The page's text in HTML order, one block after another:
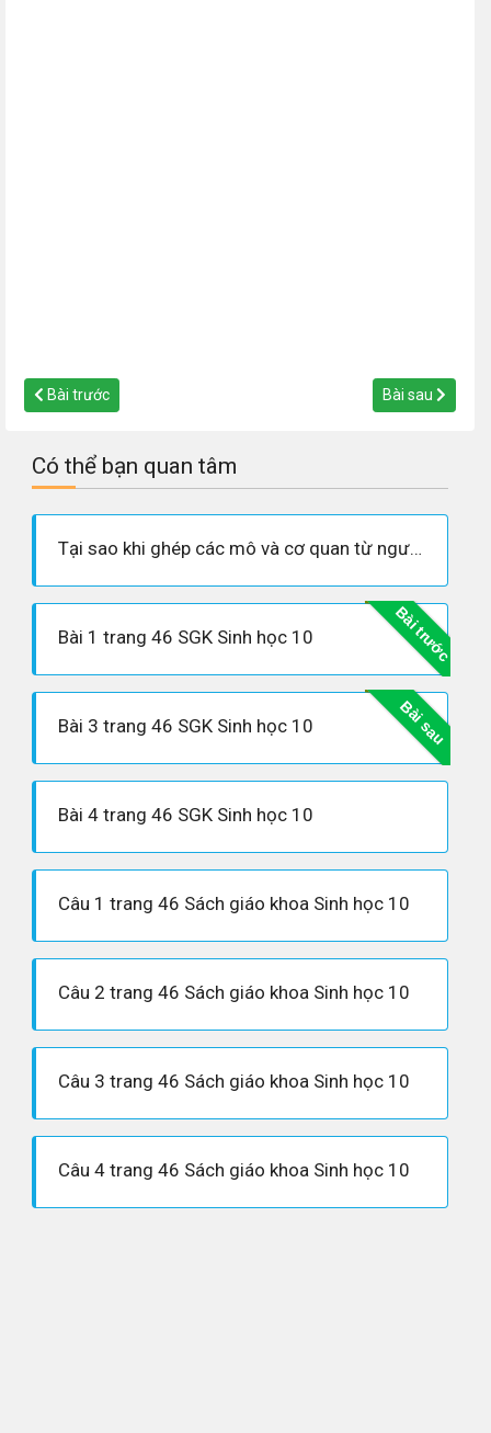
Bài trước Bài sau
Có thể bạn quan tâm
Tại sao khi ghép các mô và cơ quan từ người này sang người kia thì cơ thể người nhận lại có thể biết các cơ quan lạ và đào thải các cơ quan lạ đó?
Bài trước
Bài 1 trang 46 SGK Sinh học 10
Bài sau
Bài 3 trang 46 SGK Sinh học 10
Bài 4 trang 46 SGK Sinh học 10
Câu 1 trang 46 Sách giáo khoa Sinh học 10
Câu 2 trang 46 Sách giáo khoa Sinh học 10
Câu 3 trang 46 Sách giáo khoa Sinh học 10
Câu 4 trang 46 Sách giáo khoa Sinh học 10